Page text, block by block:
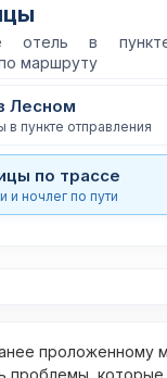
отель в
маршруту
Лесном
в пункте отправления
по трассе
и ночлег по пути
проложенному
проблемы, которые